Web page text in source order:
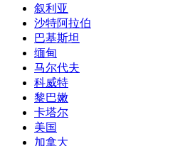
叙利亚
沙特阿拉伯
巴基斯坦
缅甸
马尔代夫
科威特
黎巴嫩
卡塔尔
美国
加拿大